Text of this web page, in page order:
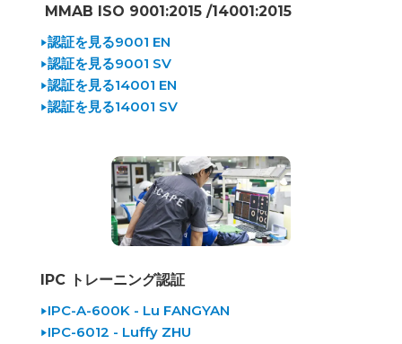
MMAB ISO 9001:2015 /14001:2015
認証を見る9001 EN
認証を見る9001 SV
認証を見る14001 EN
認証を見る14001 SV
IPC トレーニング認証
IPC-A-600K - Lu FANGYAN
IPC-6012 - Luffy ZHU